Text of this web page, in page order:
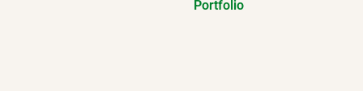
Portfolio